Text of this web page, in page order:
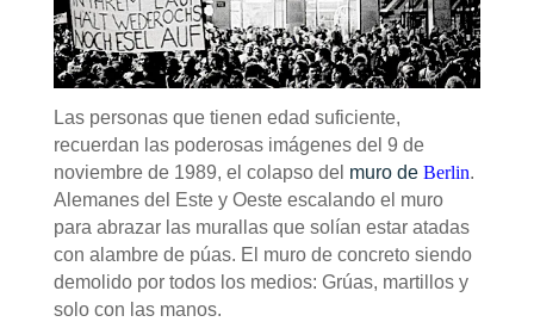
Las personas que tienen edad suficiente,
recuerdan las poderosas imágenes del 9 de
noviembre de 1989, el colapso del muro de Berlin.
Alemanes del Este y Oeste escalando el muro
para abrazar las murallas que solían estar atadas
con alambre de púas. El muro de concreto siendo
demolido por todos los medios: Grúas, martillos y
solo con las manos.